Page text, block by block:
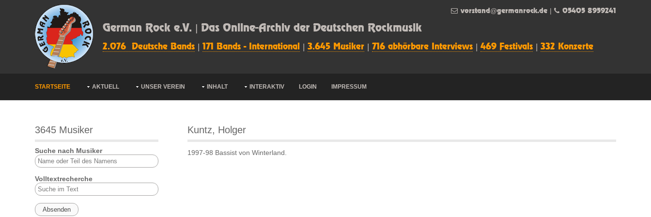
German Rock e.V. | Das Online-Archiv der Deutschen Rockmusik
2.076 Deutsche Bands 171 Bands - International 3.645 Musiker 716 abhörbare Interviews 469 Festivals 332 Konzerte
vorstand@germanrock.de 05405 8959241
STARTSEITE AKTUELL UNSER VEREIN INHALT INTERAKTIV LOGIN IMPRESSUM
3645 Musiker
Suche nach Musiker
Volltextrecherche
Kuntz, Holger
1997-98 Bassist von Winterland.